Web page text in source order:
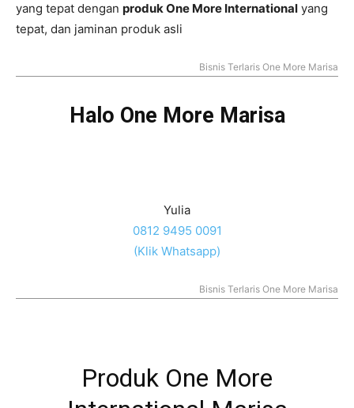
yang tepat dengan produk One More International yang
tepat, dan jaminan produk asli
Bisnis Terlaris One More Marisa
Halo One More Marisa
Yulia
0812 9495 0091
(Klik Whatsapp)
Bisnis Terlaris One More Marisa
Produk One More